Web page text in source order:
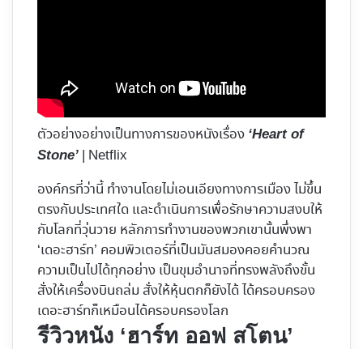
ตัวอย่างอย่างเป็นทางการของหนังเรื่อง ‘Heart of
Stone’ | Netflix
องค์กรที่ว่านี้ ทำงานโดยไม่เอนเอียงทางการเมือง ไม่ขึ้น
ตรงกับประเทศใด และดำเนินการเพื่อรักษาความสงบให้
กับโลกที่วุ่นวาย หลักการทำงานของพวกเขานั้นพึ่งพา
‘เดอะฮาร์ท’ คอมพิวเตอร์ที่เป็นมันสมองคอยคำนวณ
ความเป็นไปได้ทุกอย่าง เป็นขุมอำนาจที่ทรงพลังถึงขั้น
สั่งให้เครื่องบินถล่ม สั่งให้หุ้นตกก็ยังได้ ได้ครอบครอง
เดอะฮาร์ทก็เหมือนได้ครอบครองโลก
รีวิวหนัง ‘ฮาร์ท ออฟ สโตน’